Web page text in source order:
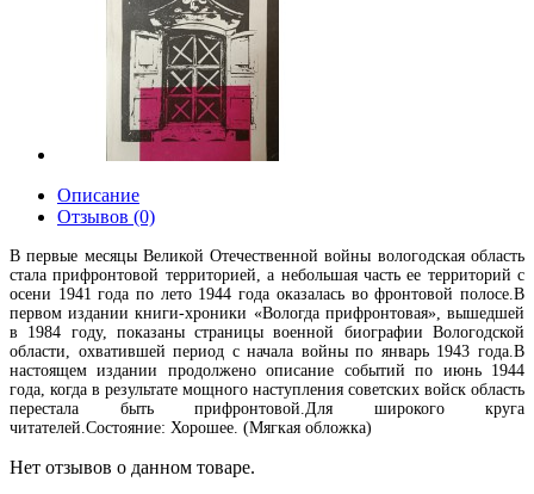
Описание
Отзывов (0)
В первые месяцы Великой Отечественной войны вологодская область
стала прифронтовой территорией, а небольшая часть ее территорий с
осени 1941 года по лето 1944 года оказалась во фронтовой полосе.В
первом издании книги-хроники «Вологда прифронтовая», вышедшей
в 1984 году, показаны страницы военной биографии Вологодской
области, охватившей период с начала войны по январь 1943 года.В
настоящем издании продолжено описание событий по июнь 1944
года, когда в результате мощного наступления советских войск область
перестала быть прифронтовой.Для широкого круга
читателей.Состояние: Хорошее. (Мягкая обложка)
Нет отзывов о данном товаре.